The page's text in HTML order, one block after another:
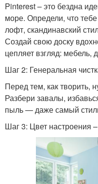
Pinterest – это бездна
море. Определи, что
лофт, скандинавский
Создай свою доску
цепляет взгляд: мебель,
Шаг 2: Генеральная
Перед тем, как творить,
Разбери завалы,
пыль — даже самый
Шаг 3: Цвет настроения